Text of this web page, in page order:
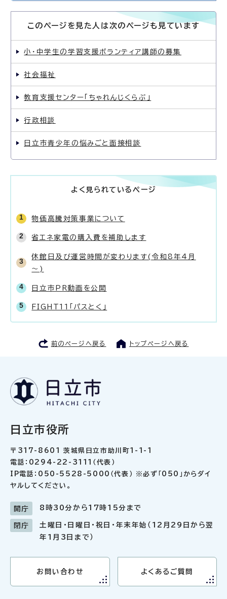
このページを見た人は次のページも見ています
小・中学生の学習支援ボランティア講師の募集
社会福祉
教育支援センター「ちゃれんじくらぶ」
行政相談
日立市青少年の悩みごと面接相談
よく見られているページ
物価高騰対策事業について
省エネ家電の購入費を補助します
休館日及び運営時間が変わります(令和8年4月
～)
日立市PR動画を公開
FIGHT11「パスとく」
前のページへ戻る トップページへ戻る
日立市役所
〒317-8601 茨城県日立市助川町1-1-1
電話：0294-22-3111（代表）
IP電話：050-5528-5000（代表） ※必ず「050」からダイ
ヤルしてください。
開庁 8時30分から17時15分まで
閉庁
土曜日・日曜日・祝日・年末年始（12月29日から翌
年1月3日まで）
お問い合わせ よくあるご質問